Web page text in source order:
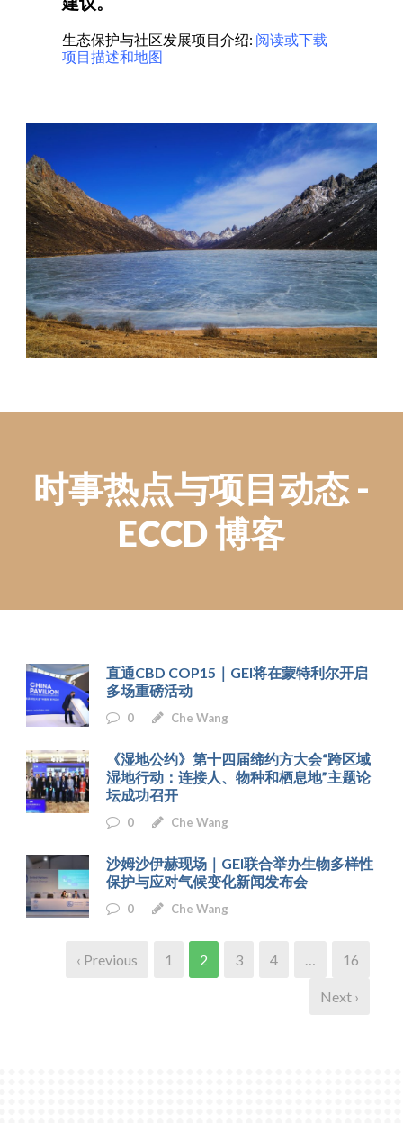
生态保护与社区发展项目介绍: 阅读或下载
项目描述和地图
时事热点与项目动态 -
ECCD 博客
直通CBD COP15｜GEI将在蒙特利尔开启
多场重磅活动
0 Che Wang
《湿地公约》第十四届缔约方大会“跨区域
湿地行动：连接人、物种和栖息地”主题论
坛成功召开
0 Che Wang
沙姆沙伊赫现场｜GEI联合举办生物多样性
保护与应对气候变化新闻发布会
0 Che Wang
‹ Previous 1 2 3 4 … 16
Next ›